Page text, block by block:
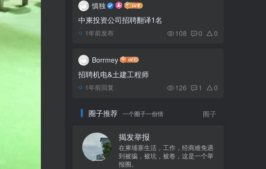
慎独
中柬投资公司招聘翻译1名
1年前发布 108 0 0
Borrmey
招聘机电&土建工程师
1年前回复 126 1 0
圈子推荐 一个圈子一份情 圈子
揭发举报
在柬埔寨生活，工作，经商难免遇
到被骗，被坑，被卷，这是一个举
报圈。